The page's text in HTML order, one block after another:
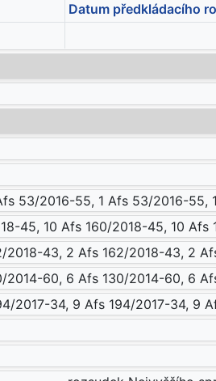
Datum předkládacího
53/2016-55, 1 Afs 53/2016-
45, 10 Afs 160/2018-45, 10
2018-43, 2 Afs 162/2018-43, 2
2014-60, 6 Afs 130/2014-60, 6
2017-34, 9 Afs 194/2017-34, 9